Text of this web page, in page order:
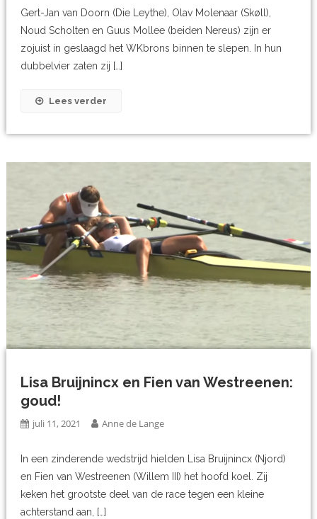
Gert-Jan van Doorn (Die Leythe), Olav Molenaar (Skøll),
Noud Scholten en Guus Mollee (beiden Nereus) zijn er
zojuist in geslaagd het WKbrons binnen te slepen. In hun
dubbelvier zaten zij […]
Lees verder
Lisa Bruijnincx en Fien van Westreenen:
goud!
juli 11, 2021 Anne de Lange
In een zinderende wedstrijd hielden Lisa Bruijnincx (Njord)
en Fien van Westreenen (Willem III) het hoofd koel. Zij
keken het grootste deel van de race tegen een kleine
achterstand aan, […]